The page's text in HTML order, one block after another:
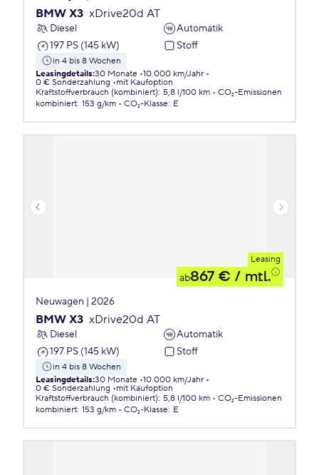
BMW X3 xDrive20d AT
Diesel
Automatik
197 PS (145 kW)
Stoff
in 4 bis 8 Wochen
Leasingdetails:30 Monate 10.000 km/Jahr
0 € Sonderzahlung
mit Kaufoption
Kraftstoffverbrauch (kombiniert): 5,8 l/100 km
CO₂-Emissionen
kombiniert: 153 g/km CO₂-Klasse: E
Leasing
ab867 € / mtl.
Neuwagen | 2026
BMW X3 xDrive20d AT
Diesel
Automatik
197 PS (145 kW)
Stoff
in 4 bis 8 Wochen
Leasingdetails:30 Monate 10.000 km/Jahr
0 € Sonderzahlung
mit Kaufoption
Kraftstoffverbrauch (kombiniert): 5,8 l/100 km
CO₂-Emissionen
kombiniert: 153 g/km CO₂-Klasse: E